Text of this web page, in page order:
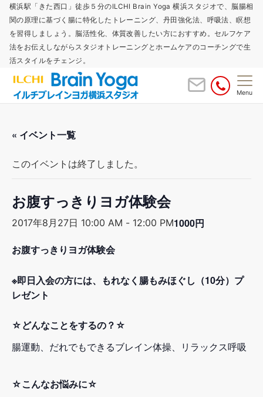
横浜駅「きた西口」徒歩５分のILCHI Brain Yoga 横浜スタジオで、脳腸相
関の原理に基づく腸に特化したトレーニング、丹田強化法、呼吸法、瞑想
を習得しましょう。脳活性化、体質改善したい方におすすめ。セルフケア
法をお伝えしながらスタジオトレーニングとホームケアのコーチングで生
活スタイルをチェンジ。
Menu
« イベント一覧
このイベントは終了しました。
お腹すっきりヨガ体験会
2017年8月27日 10:00 AM - 12:00 PM1000円
お腹すっきりヨガ体験会
※即日入会の方には、もれなく腸もみほぐし（10分）プ
レゼント
☆どんなことをするの？☆
腸運動、だれでもできるブレイン体操、リラックス呼吸
☆こんなお悩みに☆